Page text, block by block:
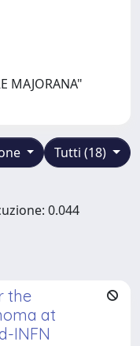
MAJORANA"
Tutti (18)
0.044
the
at
INFN